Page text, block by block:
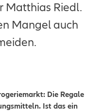
Matthias Riedl.
Mangel auch
Die Regale
Ist das ein